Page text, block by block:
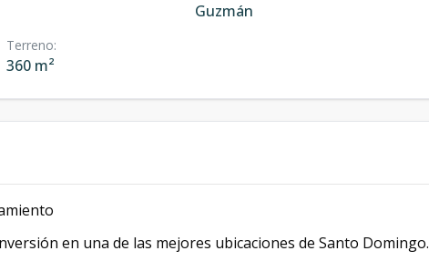
Guzmán
Terreno:
360 m²
en una de las mejores ubicaciones de Santo Domingo.